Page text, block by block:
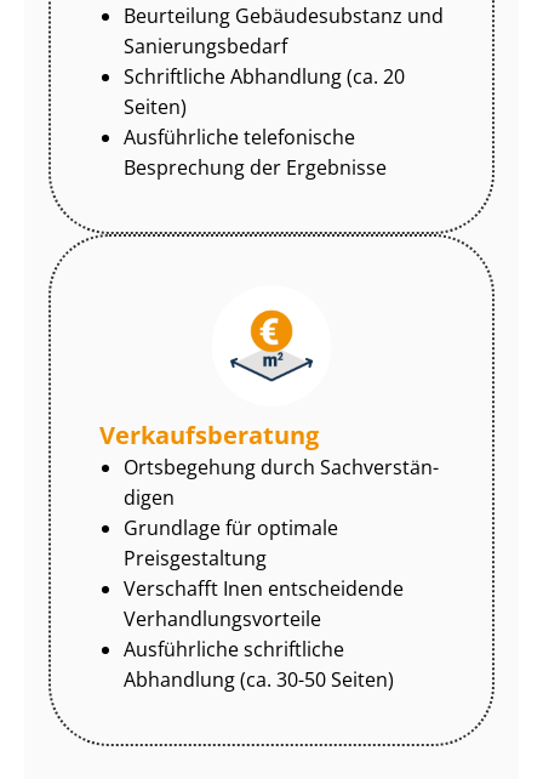
Beurteilung Gebäudesubstanz und
Sa­nie­rungs­be­darf
Schriftliche Abhandlung (ca. 20
Seiten)
Ausführliche telefonische
Besprechung der Ergebnisse
Ver­kaufs­be­ra­tung
Ortsbegehung durch Sach­ver­stän­
di­gen
Grundlage für optimale
Preisgestaltung
Verschafft Inen entscheidende
Ver­hand­lungs­vor­tei­le
Ausführliche schriftliche
Abhandlung (ca. 30-50 Seiten)